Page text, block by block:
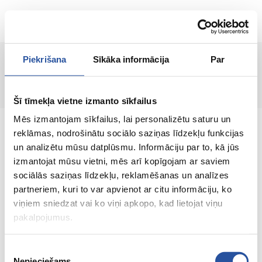
Piekrišana Sīkāka informācija Par
Šī tīmekļa vietne izmanto sīkfailus
Mēs izmantojam sīkfailus, lai personalizētu saturu un
reklāmas, nodrošinātu sociālo saziņas līdzekļu funkcijas
un analizētu mūsu datplūsmu. Informāciju par to, kā jūs
izmantojat mūsu vietni, mēs arī kopīgojam ar saviem
sociālās saziņas līdzekļu, reklamēšanas un analīzes
partneriem, kuri to var apvienot ar citu informāciju, ko
viņiem sniedzat vai ko viņi apkopo, kad lietojat viņu
pakalpojumus.
LT
Puslapis nerastas!
Internetinė parduotuvė su palankiomis
kainomis ir kokybiškomis prekėmis, kurioje
klientų pasitenkinimas yra mūsų pagrindinė
vertybė.
Viskas Tavo namams ir sodui!